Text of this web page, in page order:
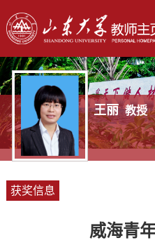
王丽 教授
获奖信息
威海青